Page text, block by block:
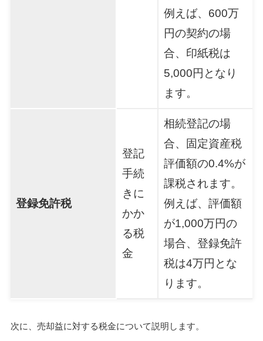
例えば、600万
円の契約の場
合、印紙税は
5,000円となり
ます。
登録免許税
登記
手続
きに
かか
る税
金
相続登記の場
合、固定資産税
評価額の0.4%が
課税されます。
例えば、評価額
が1,000万円の
場合、登録免許
税は4万円とな
ります。
次に、売却益に対する税金について説明します。